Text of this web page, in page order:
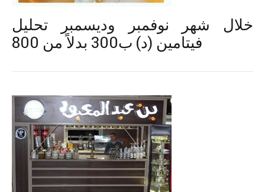
خلال شهر نوفمبر وديسمبر تحليل
فيتامين (د) ب300 بدلاً من 800